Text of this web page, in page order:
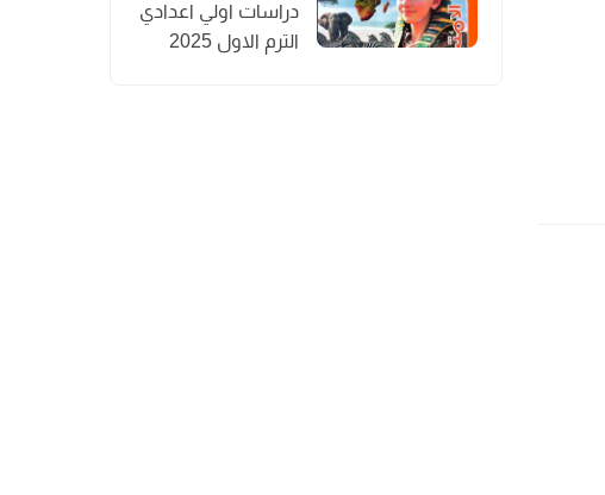
دراسات اولي اعدادي
الترم الاول 2025